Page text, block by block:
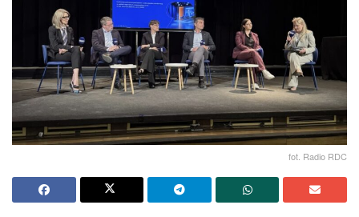
fot. Radio RDC